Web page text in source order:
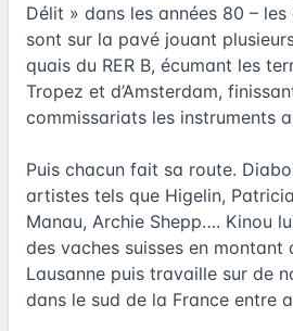
Délit » dans les années 80 –
sont sur la pavé jouant
quais du RER B, écumant les
Tropez et d’Amsterdam,
commissariats les instruments
Puis chacun fait sa route.
artistes tels que Higelin,
Manau, Archie Shepp…. Kinou
des vaches suisses en montant
Lausanne puis travaille sur de
dans le sud de la France entre